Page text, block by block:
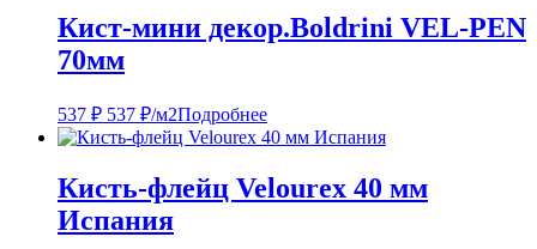
Кист-мини декор.Boldrini VEL-PEN
70мм
537 ₽ 537 ₽/м2Подробнее
Кисть-флейц Velourex 40 мм
Испания